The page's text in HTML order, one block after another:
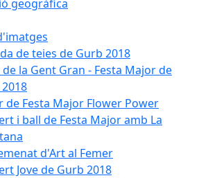
geogràfica
de teies de Gurb 2018
de la Gent Gran - Festa Major de
de Festa Major Flower Power
i ball de Festa Major amb La
d'Art al Femer
Jove de Gurb 2018